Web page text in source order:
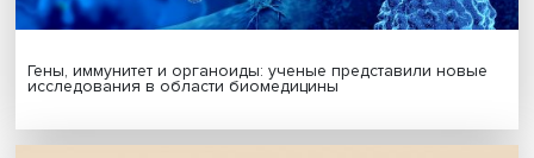
Подписаться